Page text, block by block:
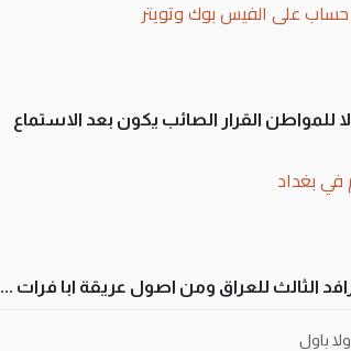
حساب على الفيس بوك وتويتر
للمواطن القرار الصائب يكون بعد الاستماع
في بغداد
الثالث للعراق ومن اصول عريقة ابا فرات ...
الزنا (نص كامل)
باول